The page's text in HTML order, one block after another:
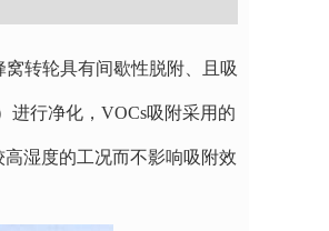
转轮具有间歇性脱附、且吸
进行净化，VOCs吸附采用的
湿度的工况而不影响吸附效